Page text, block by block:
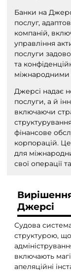
Банки на
послуг,
компаній,
управління
послуги
та
міжнародними
Джерсі надає
послуги, а й
включаючи
фінансове
корпорацій.
для
свої операції
Джерсі
Судова
структурою,
включають
апеляційні